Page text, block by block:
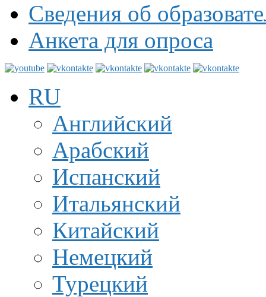
Сведения об
Анкета для опроса
RU
Английский
Арабский
Испанский
Итальянский
Китайский
Немецкий
Турецкий